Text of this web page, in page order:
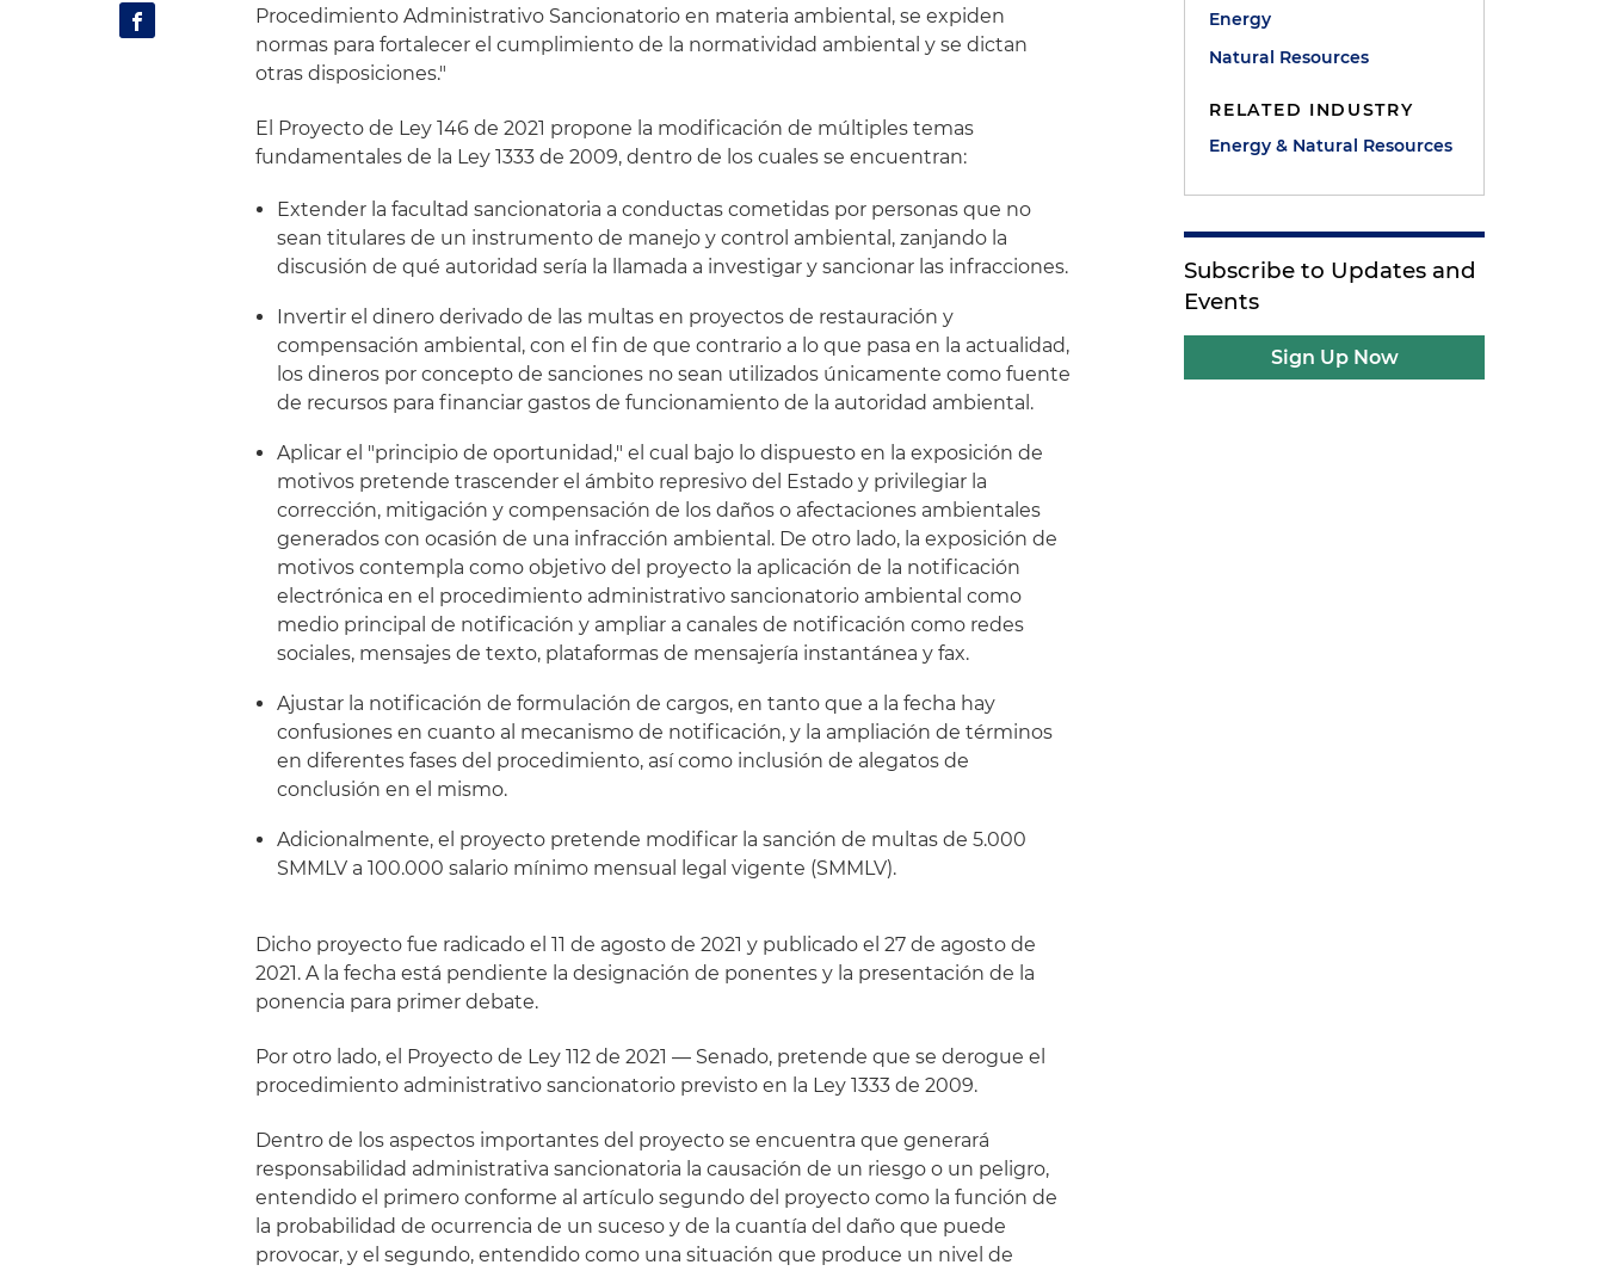
Procedimiento Administrativo Sancionatorio en materia ambiental, se expiden
normas para fortalecer el cumplimiento de la normatividad ambiental y se dictan
otras disposiciones."
El Proyecto de Ley 146 de 2021 propone la modificación de múltiples temas
fundamentales de la Ley 1333 de 2009, dentro de los cuales se encuentran:
Extender la facultad sancionatoria a conductas cometidas por personas que no
sean titulares de un instrumento de manejo y control ambiental, zanjando la
discusión de qué autoridad sería la llamada a investigar y sancionar las infracciones.
Invertir el dinero derivado de las multas en proyectos de restauración y
compensación ambiental, con el fin de que contrario a lo que pasa en la actualidad,
los dineros por concepto de sanciones no sean utilizados únicamente como fuente
de recursos para financiar gastos de funcionamiento de la autoridad ambiental.
Aplicar el "principio de oportunidad," el cual bajo lo dispuesto en la exposición de
motivos pretende trascender el ámbito represivo del Estado y privilegiar la
corrección, mitigación y compensación de los daños o afectaciones ambientales
generados con ocasión de una infracción ambiental. De otro lado, la exposición de
motivos contempla como objetivo del proyecto la aplicación de la notificación
electrónica en el procedimiento administrativo sancionatorio ambiental como
medio principal de notificación y ampliar a canales de notificación como redes
sociales, mensajes de texto, plataformas de mensajería instantánea y fax.
Ajustar la notificación de formulación de cargos, en tanto que a la fecha hay
confusiones en cuanto al mecanismo de notificación, y la ampliación de términos
en diferentes fases del procedimiento, así como inclusión de alegatos de
conclusión en el mismo.
Adicionalmente, el proyecto pretende modificar la sanción de multas de 5.000
SMMLV a 100.000 salario mínimo mensual legal vigente (SMMLV).
Dicho proyecto fue radicado el 11 de agosto de 2021 y publicado el 27 de agosto de
2021. A la fecha está pendiente la designación de ponentes y la presentación de la
ponencia para primer debate.
Por otro lado, el Proyecto de Ley 112 de 2021 — Senado, pretende que se derogue el
procedimiento administrativo sancionatorio previsto en la Ley 1333 de 2009.
Dentro de los aspectos importantes del proyecto se encuentra que generará
responsabilidad administrativa sancionatoria la causación de un riesgo o un peligro,
entendido el primero conforme al artículo segundo del proyecto como la función de
la probabilidad de ocurrencia de un suceso y de la cuantía del daño que puede
provocar, y el segundo, entendido como una situación que produce un nivel de
Energy
Natural Resources
RELATED INDUSTRY
Energy & Natural Resources
Subscribe to Updates and
Events
Sign Up Now